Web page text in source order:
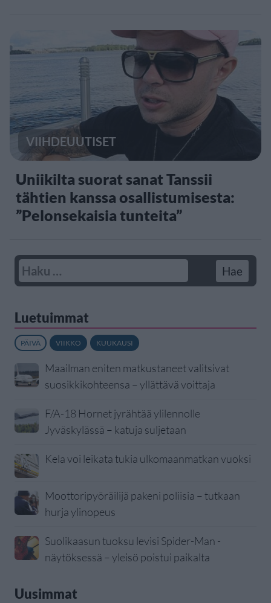
VIIHDEUUTISET
Uniikilta suorat sanat Tanssii
tähtien kanssa osallistumisesta:
”Pelonsekaisia tunteita”
Luetuimmat
PÄIVÄ VIIKKO KUUKAUSI
Maailman eniten matkustaneet valitsivat
suosikkikohteensa – yllättävä voittaja
F/A-18 Hornet jyrähtää ylilennolle
Jyväskylässä – katuja suljetaan
Kela voi leikata tukia ulkomaanmatkan vuoksi
Moottoripyöräilijä pakeni poliisia – tutkaan
hurja ylinopeus
Suolikaasun tuoksu levisi Spider-Man -
näytöksessä – yleisö poistui paikalta
Uusimmat